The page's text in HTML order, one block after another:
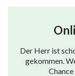
Der Herr ist
gekommen.
Chance